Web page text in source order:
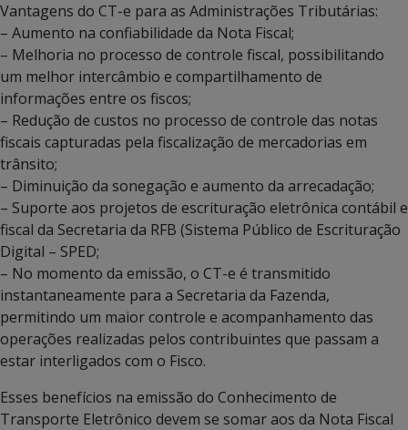
Vantagens do CT-e para as Administrações Tributárias:
– Aumento na confiabilidade da Nota Fiscal;
– Melhoria no processo de controle fiscal, possibilitando
um melhor intercâmbio e compartilhamento de
informações entre os fiscos;
– Redução de custos no processo de controle das notas
fiscais capturadas pela fiscalização de mercadorias em
trânsito;
– Diminuição da sonegação e aumento da arrecadação;
– Suporte aos projetos de escrituração eletrônica contábil e
fiscal da Secretaria da RFB (Sistema Público de Escrituração
Digital – SPED;
– No momento da emissão, o CT-e é transmitido
instantaneamente para a Secretaria da Fazenda,
permitindo um maior controle e acompanhamento das
operações realizadas pelos contribuintes que passam a
estar interligados com o Fisco.
Esses benefícios na emissão do Conhecimento de
Transporte Eletrônico devem se somar aos da Nota Fiscal